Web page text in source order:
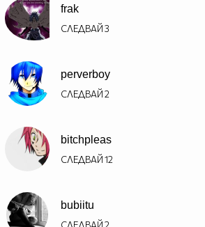
frak
СЛЕДВАЙ3
perverboy
СЛЕДВАЙ2
bitchpleas
СЛЕДВАЙ12
bubiitu